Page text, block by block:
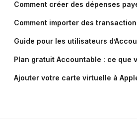
Guide pour les utilisateurs